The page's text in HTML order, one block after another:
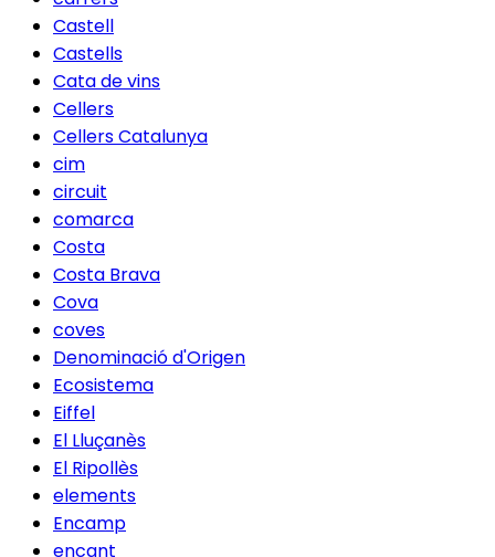
Castell
Castells
Cata de vins
Cellers
Cellers Catalunya
cim
circuit
comarca
Costa
Costa Brava
Cova
coves
Denominació d'Origen
Ecosistema
Eiffel
El Lluçanès
El Ripollès
elements
Encamp
encant